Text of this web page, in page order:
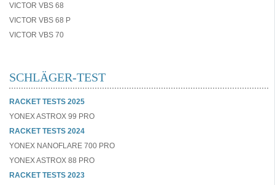
VICTOR VBS 68
VICTOR VBS 68 P
VICTOR VBS 70
SCHLÄGER-TEST
RACKET TESTS 2025
YONEX ASTROX 99 PRO
RACKET TESTS 2024
YONEX NANOFLARE 700 PRO
YONEX ASTROX 88 PRO
RACKET TESTS 2023